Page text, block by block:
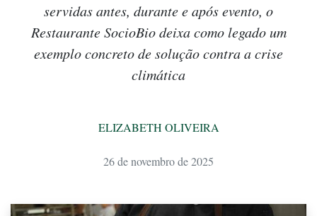
servidas antes, durante e após evento, o
Restaurante SocioBio deixa como legado um
exemplo concreto de solução contra a crise
climática
ELIZABETH OLIVEIRA
26 de novembro de 2025